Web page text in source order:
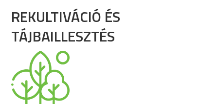
REKULTIVÁCIÓ ÉS
TÁJBAILLESZTÉS